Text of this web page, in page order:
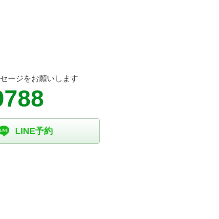
ージをお願いします
LINE予約